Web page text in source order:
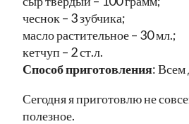
чеснок – 3 зубчика;
масло растительное – 30 мл.;
кетчуп – 2 ст.л.
Способ приготовления: Всем
Сегодня я приготовлю не
полезное.